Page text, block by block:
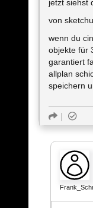
jetzt siehst
von
wenn du
objekte für
garantiert
allplan
speichern